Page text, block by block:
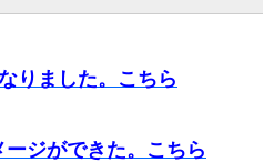
りました。こちら
ジができた。こちら